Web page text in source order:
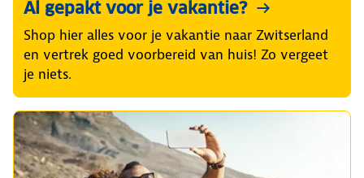
Al gepakt voor je vakantie?
Shop hier alles voor je vakantie naar Zwitserland
en vertrek goed voorbereid van huis! Zo vergeet
je niets.